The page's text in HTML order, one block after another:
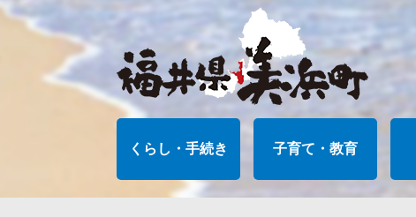
ペ
メ
本
くらし・手続き 子育て・教育